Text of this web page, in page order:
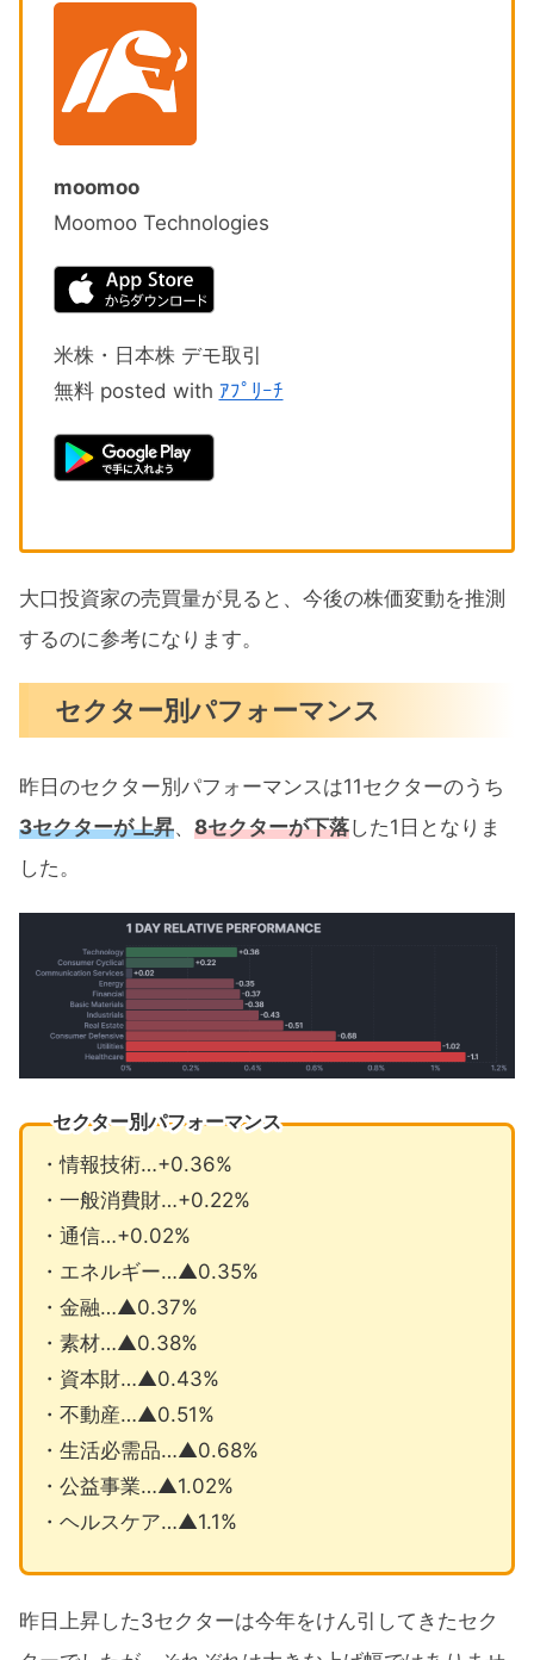
moomoo
Moomoo Technologies
米株・日本株 デモ取引
無料 posted with ｱﾌﾟﾘｰﾁ
大口投資家の売買量が見ると、今後の株価変動を推測
するのに参考になります。
セクター別パフォーマンス
昨日のセクター別パフォーマンスは11セクターのうち
3セクターが上昇、 8セクターが下落した1日となりま
した。
セクター別パフォーマンス
・情報技術…+0.36%
・一般消費財…+0.22%
・通信…+0.02%
・エネルギー…▲0.35%
・金融…▲0.37%
・素材…▲0.38%
・資本財…▲0.43%
・不動産…▲0.51%
・生活必需品…▲0.68%
・公益事業…▲1.02%
・ヘルスケア…▲1.1%
昨日上昇した3セクターは今年をけん引してきたセク